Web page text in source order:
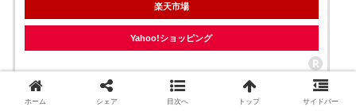
楽天市場
Yahoo!ショッピング
ホーム シェア 目次へ トップ サイドバー